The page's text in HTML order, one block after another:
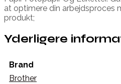
at optimere din arbejdsproces
produkt;
Yderligere
Brand
Brother